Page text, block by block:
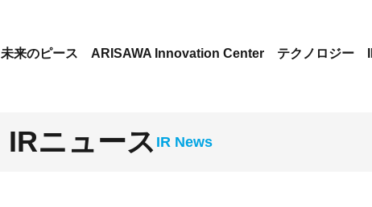
未来のピース ARISAWA Innovation Center テクノロジー
IRニュース